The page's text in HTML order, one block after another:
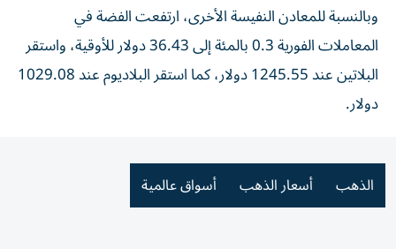
وبالنسبة للمعادن النفيسة الأخرى، ارتفعت الفضة في
المعاملات الفورية 0.3 بالمئة إلى 36.43 دولار للأوقية، واستقر
البلاتين عند 1245.55 دولار، كما استقر البلاديوم عند 1029.08
دولار.
الذهب أسعار الذهب أسواق عالمية